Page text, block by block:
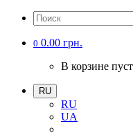
0 0.00 грн.
В корзине
RU
RU
UA